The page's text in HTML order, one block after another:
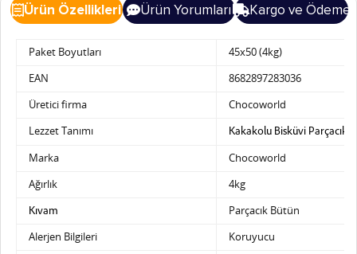
Ürün Özellikleri Ürün Yorumları Kargo ve Ödeme
Paket Boyutları
45x50 (4kg)
EAN
8682897283036
Üretici firma
Chocoworld
Lezzet Tanımı
Kakakolu Bisküvi
Marka
Chocoworld
Ağırlık
4kg
Kıvam
Parçacık Bütün
Alerjen Bilgileri
Koruyucu